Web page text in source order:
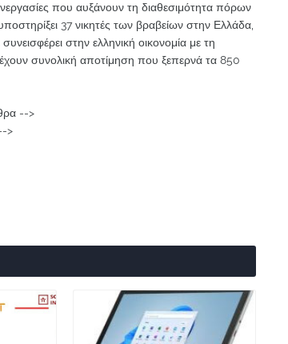
που αυξάνουν τη διαθεσιμότητα πόρων
37 νικητές των βραβείων στην Ελλάδα,
στην ελληνική οικονομία με τη
συνολική αποτίμηση που ξεπερνά τα 850
-->
>